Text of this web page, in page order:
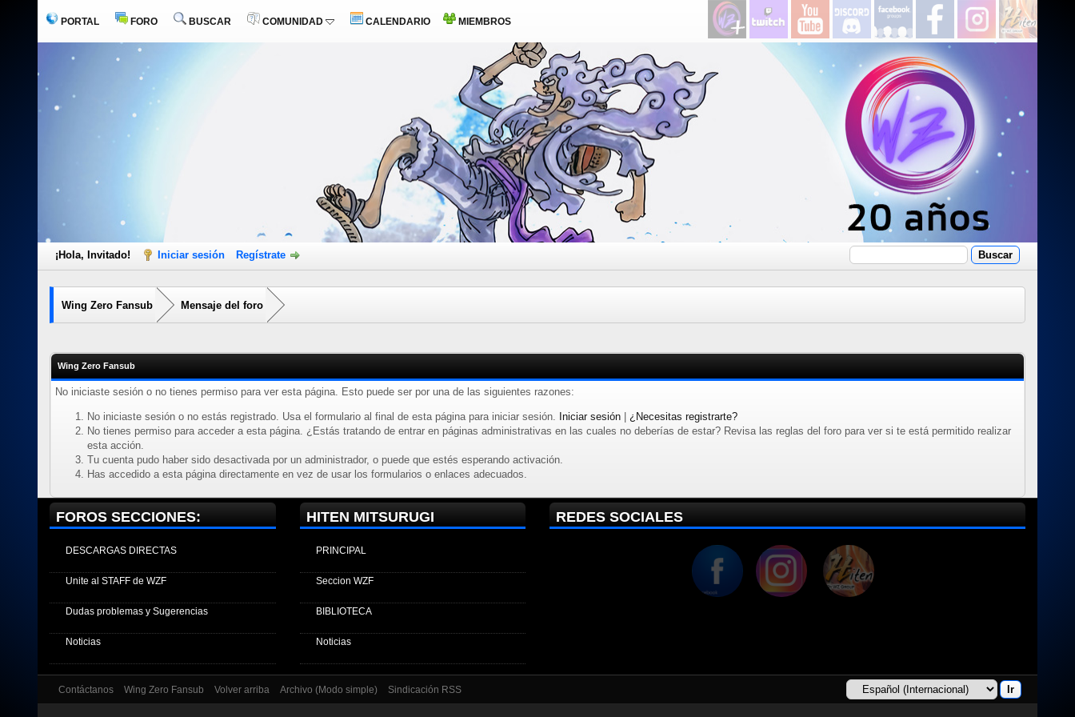
PORTAL FORO BUSCAR COMUNIDAD CALENDARIO MIEMBROS
¡Hola, Invitado! Iniciar sesión Regístrate
Wing Zero Fansub Mensaje del foro
Wing Zero Fansub
No iniciaste sesión o no tienes permiso para ver esta página. Esto puede ser por una de las siguientes razones:
No iniciaste sesión o no estás registrado. Usa el formulario al final de esta página para iniciar sesión. Iniciar sesión
¿Necesitas registrarte?
No tienes permiso para acceder a esta página. ¿Estás tratando de entrar en páginas administrativas en las cuales no deberías de estar? Revisa las reglas del foro para ver si te está permitido realizar
esta acción.
Tu cuenta pudo haber sido desactivada por un administrador, o puede que estés esperando activación.
Has accedido a esta página directamente en vez de usar los formularios o enlaces adecuados.
FOROS SECCIONES:
DESCARGAS DIRECTAS
Unite al STAFF de WZF
Dudas problemas y Sugerencias
Noticias
HITEN MITSURUGI
PRINCIPAL
Seccion WZF
BIBLIOTECA
Noticias
REDES SOCIALES
Contáctanos Wing Zero Fansub Volver arriba Archivo (Modo simple) Sindicación RSS